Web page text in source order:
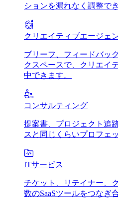
ションを漏れなく調整で
クリエイティブエージェ
ブリーフ、フィードバッ
クスペースで、クリエイ
中できます。
コンサルティング
提案書、プロジェクト追
スと同じくらいプロフェ
ITサービス
チケット、リテイナー、
数のSaaSツールをつなぎ